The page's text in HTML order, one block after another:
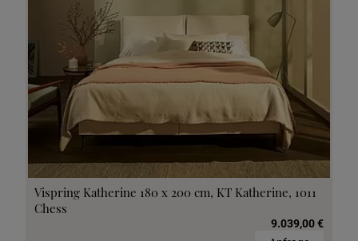
Vispring Katherine 180 x 200 cm, KT Katherine, 1011
Chess
9.039,00 €